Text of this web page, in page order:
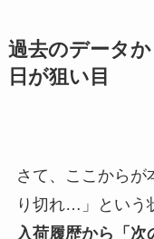
過去のデータ
日が狙い目
さて、ここからが
り切れ…」という
入荷履歴から「次